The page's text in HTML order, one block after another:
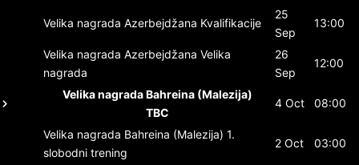
Velika nagrada Azerbejdžana Kvalifikacije
25
Sep
13:00
Velika nagrada Azerbejdžana Velika
nagrada
26
Sep
12:00
Velika nagrada Bahreina (Malezija)
TBC
4 Oct 08:00
Velika nagrada Bahreina (Malezija) 1.
slobodni trening
2 Oct 03:00